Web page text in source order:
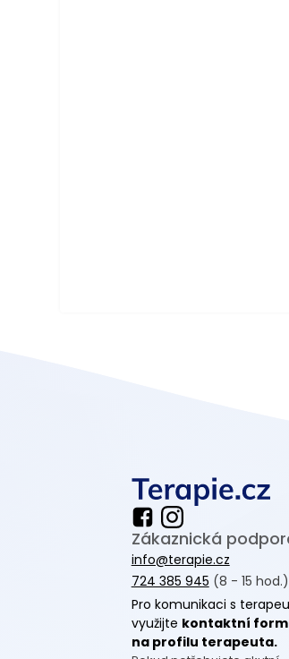
Zákaznická
info@terapie.cz
724 385 945 (8 - 15 hod.)
Pro komunikaci s
využijte kontaktní
na profilu terapeuta.